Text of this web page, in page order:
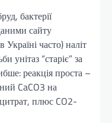
бактерії
сайту
часто) наліт
унітаз “старіє” за
реакція проста –
CaCO3 на
плюс CO2-